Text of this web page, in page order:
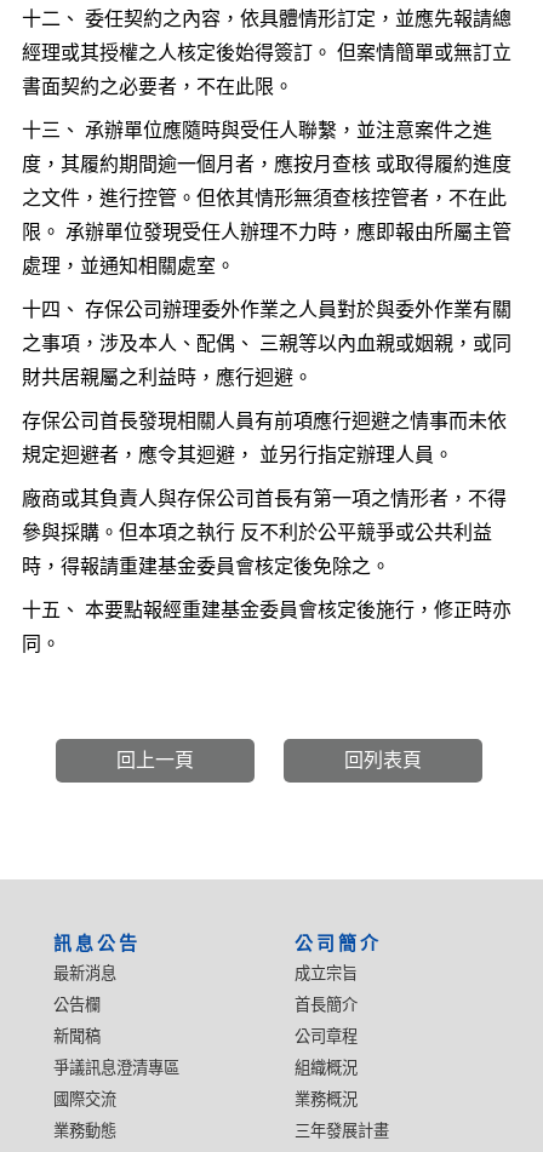
十二、 委任契約之內容，依具體情形訂定，並應先報請總
經理或其授權之人核定後始得簽訂。 但案情簡單或無訂立
書面契約之必要者，不在此限。
十三、 承辦單位應隨時與受任人聯繫，並注意案件之進
度，其履約期間逾一個月者，應按月查核 或取得履約進度
之文件，進行控管。但依其情形無須查核控管者，不在此
限。 承辦單位發現受任人辦理不力時，應即報由所屬主管
處理，並通知相關處室。
十四、 存保公司辦理委外作業之人員對於與委外作業有關
之事項，涉及本人、配偶、 三親等以內血親或姻親，或同
財共居親屬之利益時，應行迴避。
存保公司首長發現相關人員有前項應行迴避之情事而未依
規定迴避者，應令其迴避， 並另行指定辦理人員。
廠商或其負責人與存保公司首長有第一項之情形者，不得
參與採購。但本項之執行 反不利於公平競爭或公共利益
時，得報請重建基金委員會核定後免除之。
十五、 本要點報經重建基金委員會核定後施行，修正時亦
同。
回上一頁 回列表頁
訊息公告
最新消息
公告欄
新聞稿
爭議訊息澄清專區
國際交流
業務動態
公司簡介
成立宗旨
首長簡介
公司章程
組織概況
業務概況
三年發展計畫